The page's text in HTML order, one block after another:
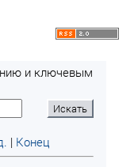
и ключевым
| Конец